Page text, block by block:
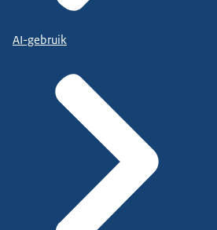
AI-gebruik